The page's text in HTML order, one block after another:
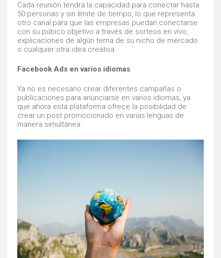
Cada reunión tendrá la capacidad para conectar hasta
50 personas y sin límite de tiempo, lo que representa
otro canal para que las empresas puedan conectarse
con su púbico objetivo a través de sorteos en vivo,
explicaciones de algún tema de su nicho de mercado
o cualquier otra idea creativa.
Facebook Ads en varios idiomas
Ya no es necesario crear diferentes campañas o
publicaciones para anunciarse en varios idiomas, ya
que ahora esta plataforma ofrece la posibilidad de
crear un post promocionado en varias lenguas de
manera simultánea.